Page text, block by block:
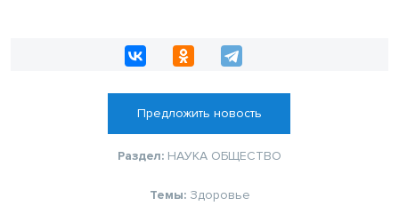
Предложить новость
Раздел: НАУКА ОБЩЕСТВО
Темы: Здоровье